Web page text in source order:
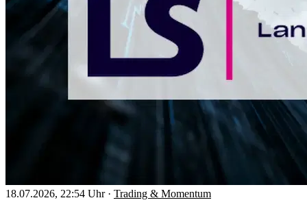
18.07.2026, 22:54 Uhr · Trading & Momentum